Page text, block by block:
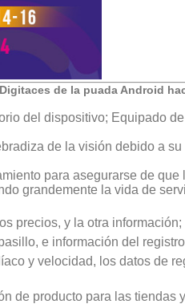
de la puada Android
del dispositivo; Equipado
de la visión debido a
para asegurarse de
grandemente la vida de
precios, y la otra
e información del
y velocidad, los datos de
de producto para las